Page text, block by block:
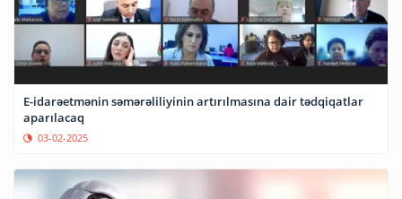
E-idarəetmənin səmərəliliyinin artırılmasına dair tədqiqatlar
aparılacaq
03-02-2025